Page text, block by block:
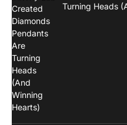
Turning Heads